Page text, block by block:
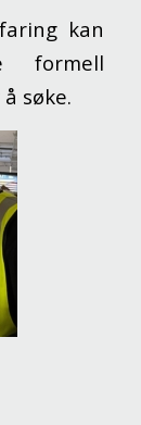
kan
formell
søke.